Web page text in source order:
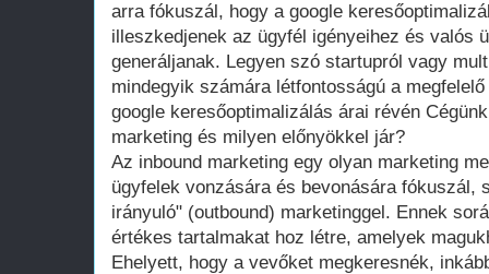
arra fókuszál, hogy a google
illeszkedjenek az ügyfél igényeihez és valós
generáljanak. Legyen szó startupról vagy
mindegyik számára létfontosságú a
google keresőoptimalizálás árai révén
marketing és milyen előnyökkel jár?
Az inbound marketing egy olyan marketing
ügyfelek vonzására és bevonására fókuszál,
irányuló" (outbound) marketinggel. Ennek
értékes tartalmakat hoz létre, amelyek
Ehelyett, hogy a vevőket megkeresnék,